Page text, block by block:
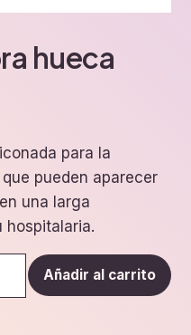
hueca
para la
pueden aparecer
una larga
hospitalaria.
Añadir al carrito